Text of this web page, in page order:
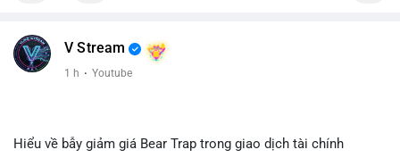
V Stream
1 h · Youtube
Hiểu về bẫy giảm giá Bear Trap trong giao dịch tài chính